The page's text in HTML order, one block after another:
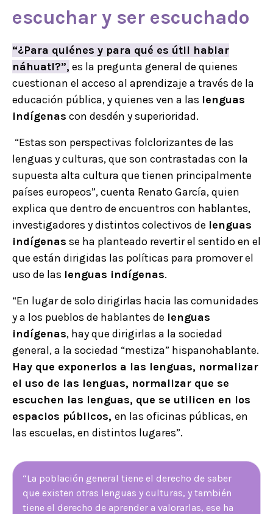
escuchar y ser escuchado
“¿Para quiénes y para qué es útil hablar
náhuatl?”, es la pregunta general de quienes
cuestionan el acceso al aprendizaje a través de la
educación pública, y quienes ven a las lenguas
indígenas con desdén y superioridad.
“Estas son perspectivas folclorizantes de las
lenguas y culturas, que son contrastadas con la
supuesta alta cultura que tienen principalmente
países europeos”, cuenta Renato García, quien
explica que dentro de encuentros con hablantes,
investigadores y distintos colectivos de lenguas
indígenas se ha planteado revertir el sentido en el
que están dirigidas las políticas para promover el
uso de las lenguas indígenas.
“En lugar de solo dirigirlas hacia las comunidades
y a los pueblos de hablantes de lenguas
indígenas, hay que dirigirlas a la sociedad
general, a la sociedad “mestiza” hispanohablante.
Hay que exponerlos a las lenguas, normalizar
el uso de las lenguas, normalizar que se
escuchen las lenguas, que se utilicen en los
espacios públicos, en las oficinas públicas, en
las escuelas, en distintos lugares”.
“La población general tiene el derecho de saber
que existen otras lenguas y culturas, y también
tiene el derecho de aprender a valorarlas, ese ha